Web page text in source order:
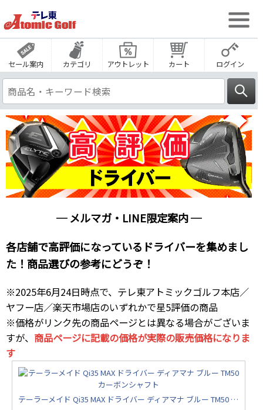
セール案内 カテゴリ アウトレット カート ログイン
─ メルマガ・LINE限定案内 ─
各店舗で高評価になっているドライバーを集めまし
た！商品選びの参考にどうぞ！
※2025年6月24日時点で、テレ東アトミックゴルフ本店／
ヤフー店／楽天市場店のいずれかで星5評価の商品
※価格がリンク先の商品ページとは異なる場合がございま
すが、 商品ページに記載の価格が実際の販売価格になりま
す
テーラーメイド Qi35 MAX ドライバー ディアマナ ブルー TM50 カーボンシャフト